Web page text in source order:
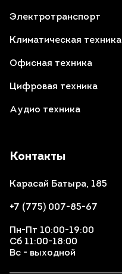
Контакты
Карасай Батыра, 185
+7 (775) 007-85-67
Пн-Пт 10:00-19:00
Сб 11:00-18:00
Вс - выходной
Электротранспорт
Климатическая техника
Офисная техника
Цифровая техника
Аудио техника